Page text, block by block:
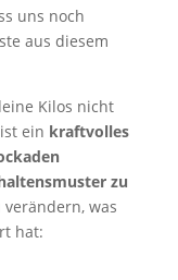
uns noch
aus diesem
Kilos nicht
ein kraftvolles
zu
was
hat: